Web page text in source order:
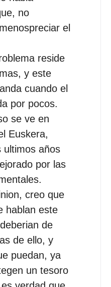
no
el
reside
y este
cuando el
por pocos.
se ve en
Euskera,
ultimos años
por las
creo que
hablan este
de
de ello, y
puedan, ya
un tesoro